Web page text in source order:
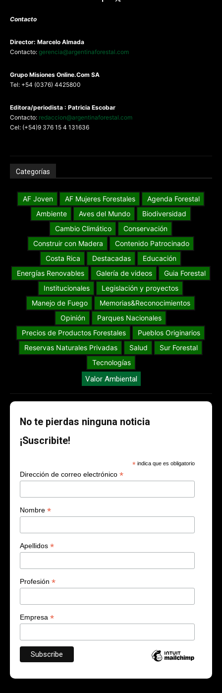
Contacto
Director: Marcelo Almada
Contacto: gerencia@argentinaforestal.com
Grupo Misiones Online.Com SA
Tel: +54 (0376) 4425800
Editora/periodista : Patricia Escobar
Contacto: redaccion@argentinaforestal.com
Cel: (+54)9 376 15 4 131636
Categorías
AF Joven AF Mujeres Forestales
Agenda Forestal
Ambiente
Aves del Mundo
Biodiversidad
Cambio Climático
Conservación
Construir con Madera
Contenido Patrocinado
Costa Rica
Destacadas
Educación
Energías Renovables
Galería de videos
Guia Forestal
Institucionales
Legislación y proyectos
Manejo de Fuego
Memorias&Reconocimientos
Opinión
Parques Nacionales
Precios de Productos Forestales
Pueblos Originarios
Reservas Naturales Privadas
Salud
Sur Forestal
Tecnologías
Valor Ambiental
No te pierdas ninguna noticia
¡Suscribite!
* indica que es obligatorio
Dirección de correo electrónico *
Nombre *
Apellidos *
Profesión *
Empresa *